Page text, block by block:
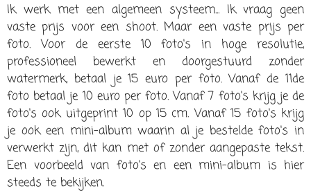
Ik werk met een algemeen systeem... Ik vraag geen
vaste prijs voor een shoot. Maar een vaste prijs per
foto. Voor de eerste 10 foto's in hoge resolutie,
professioneel bewerkt en doorgestuurd zonder
watermerk, betaal je 15 euro per foto. Vanaf de 11de
foto betaal je 10 euro per foto. Vanaf 7 foto's krijg je de
foto's ook uitgeprint 10 op 15 cm. Vanaf 15 foto's krijg
je ook een mini-album waarin al je bestelde foto's in
verwerkt zijn, dit kan met of zonder aangepaste tekst.
Een voorbeeld van foto's en een mini-album is hier
steeds te bekijken.